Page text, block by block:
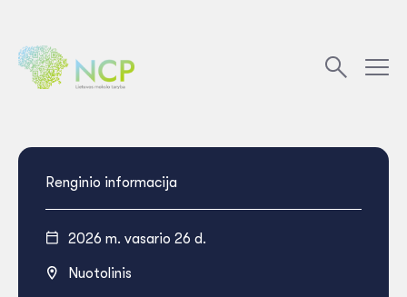
Renginio informacija
2026 m. vasario 26 d.
Nuotolinis